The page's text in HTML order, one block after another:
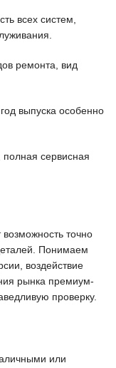
всех систем,
ремонта, вид
выпуска особенно
сервисная
точно
Понимаем
воздействие
рынка премиум-
проверку.
или